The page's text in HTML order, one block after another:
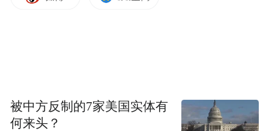
被中方反制的7家美国实体有
何来头？